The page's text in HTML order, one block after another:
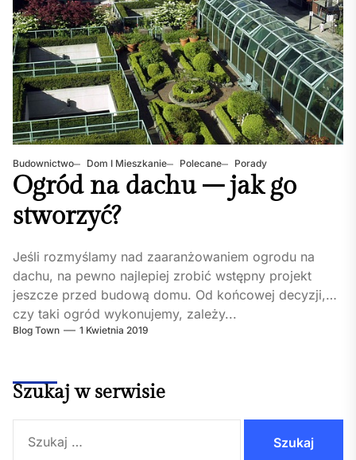
Budownictwo Dom I Mieszkanie Polecane Porady
Ogród na dachu – jak go
stworzyć?
Jeśli rozmyślamy nad zaaranżowaniem ogrodu na
dachu, na pewno najlepiej zrobić wstępny projekt
jeszcze przed budową domu. Od końcowej decyzji,
czy taki ogród wykonujemy, zależy...
Blog Town 1 Kwietnia 2019
Szukaj w serwisie